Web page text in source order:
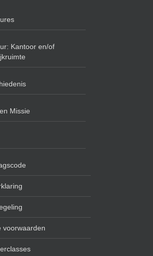
Kantoor en/of
Missie
voorwaarden